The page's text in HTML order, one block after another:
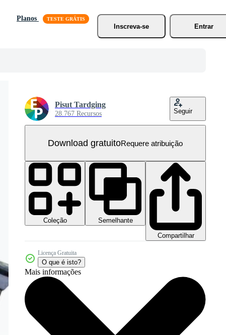
Planos
Inscreva-se
Entrar
Pisut Tardging
28.767 Recursos Seguir
Download gratuitoRequere atribuição
Coleção
Semelhante
Compartilhar
Licença Gratuita
O que é isto?
Mais informações